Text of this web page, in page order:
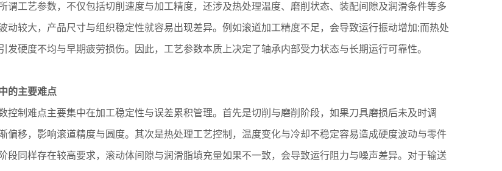
谓工艺参数，不仅包括切削速度与加工精度，还涉及热处理温度、磨削状态、装配间隙及润滑条件等多
动较大，产品尺寸与组织稳定性就容易出现差异。例如滚道加工精度不足，会导致运行振动增加;而热处
发硬度不均与早期疲劳损伤。因此，工艺参数本质上决定了轴承内部受力状态与长期运行可靠性。
的主要难点
控制难点主要集中在加工稳定性与误差累积管理。首先是切削与磨削阶段，如果刀具磨损后未及时调
偏移，影响滚道精度与圆度。其次是热处理工艺控制，温度变化与冷却不稳定容易造成硬度波动与零件
段同样存在较高要求，滚动体间隙与润滑脂填充量如果不一致，会导致运行阻力与噪声差异。对于输送